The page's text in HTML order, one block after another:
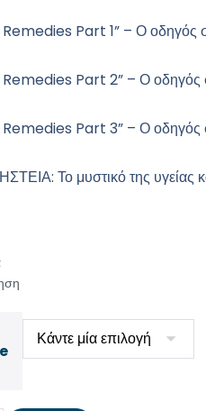
Part 1” – Ο οδηγός
Part 2” – Ο οδηγός
Part 3” – Ο οδηγός
Το μυστικό της υγείας